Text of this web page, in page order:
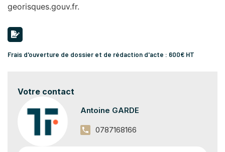
georisques.gouv.fr.
Frais d'ouverture de dossier et de rédaction d'acte : 600€ HT
Votre contact
Antoine GARDE
0787168166